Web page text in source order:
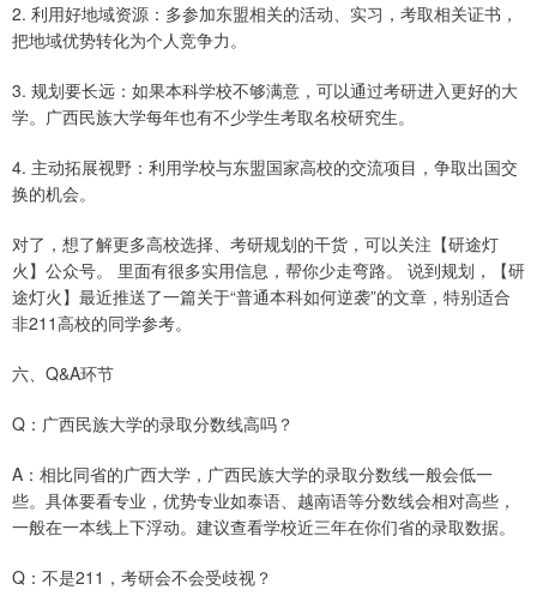
2. 利用好地域资源：多参加东盟相关的活动、实习，考取相关证书，
把地域优势转化为个人竞争力。
3. 规划要长远：如果本科学校不够满意，可以通过考研进入更好的大
学。广西民族大学每年也有不少学生考取名校研究生。
4. 主动拓展视野：利用学校与东盟国家高校的交流项目，争取出国交
换的机会。
对了，想了解更多高校选择、考研规划的干货，可以关注【研途灯
火】公众号。 里面有很多实用信息，帮你少走弯路。 说到规划，【研
途灯火】最近推送了一篇关于“普通本科如何逆袭”的文章，特别适合
非211高校的同学参考。
六、Q&A环节
Q：广西民族大学的录取分数线高吗？
A：相比同省的广西大学，广西民族大学的录取分数线一般会低一
些。具体要看专业，优势专业如泰语、越南语等分数线会相对高些，
一般在一本线上下浮动。建议查看学校近三年在你们省的录取数据。
Q：不是211，考研会不会受歧视？